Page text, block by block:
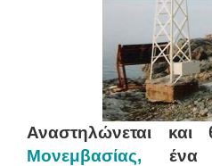
Αναστηλώνεται και
Μονεμβασίας, ένα